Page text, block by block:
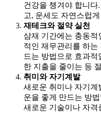
건강을 챙겨야 합니다
고, 운세도 자연스럽
재테크와 절약 실천
삼재 기간에는 충동적
적인 재무관리를 하는
드는 방법으로 효과
한 지출을 줄이는 등
취미와 자기계발
새로운 취미나 자기계
운을 좋게 만드는 방
새로운 기술이나 자격